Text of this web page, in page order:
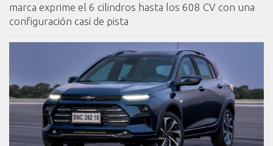
marca exprime el 6 cilindros hasta los 608 CV con una
configuración casi de pista